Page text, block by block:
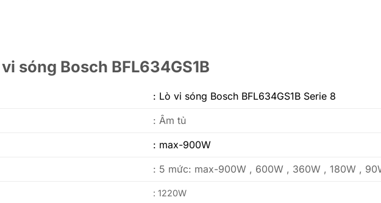
sóng Bosch BFL634GS1B
: Lò vi sóng Bosch BFL634GS1B Serie 8
: Âm tủ
: max-900W
: 5 mức: max-900W , 600W , 360W , 180W ,
: 1220W